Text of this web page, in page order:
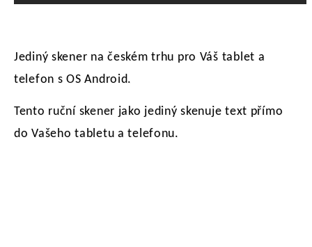
Jediný skener načeském trhu pro Váš tablet a
telefon s OS Android.
Tento ruční skener jako jediný skenuje text přímo
doVašeho tabletu a telefonu.